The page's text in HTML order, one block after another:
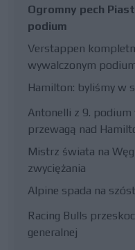
Ogromny pech
podium
Verstappen
wywalczonym
Hamilton: byliśmy w
Antonelli z 9.
przewagą nad
Mistrz świata na
zwyciężania
Alpine spada na
Racing Bulls
generalnej